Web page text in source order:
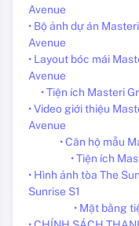
Avenue
• Bộ ảnh dự án
Avenue
• Layout bóc mái
Avenue
• Tiện ích Masteri
• Video giới thiệu
Avenue
• Căn hộ mẫu
• Tiện ích
• Hình ảnh tòa The
Sunrise S1
• Mặt bằng